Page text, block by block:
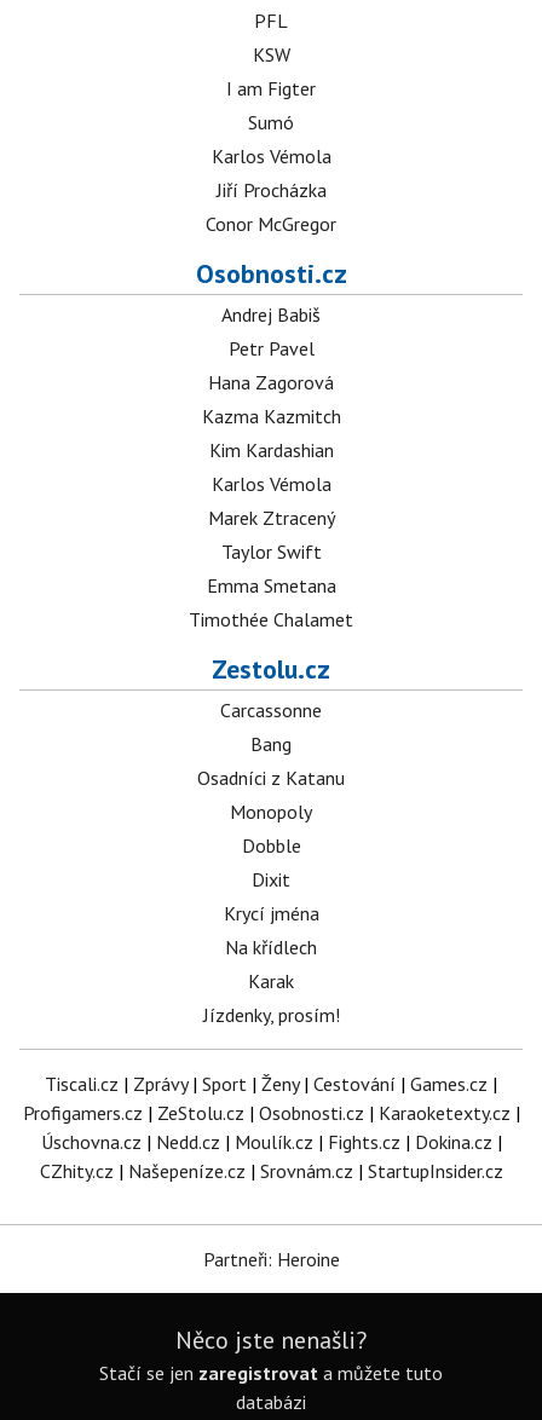
PFL
KSW
I am Figter
Sumó
Karlos Vémola
Jiří Procházka
Conor McGregor
Osobnosti.cz
Andrej Babiš
Petr Pavel
Hana Zagorová
Kazma Kazmitch
Kim Kardashian
Karlos Vémola
Marek Ztracený
Taylor Swift
Emma Smetana
Timothée Chalamet
Zestolu.cz
Carcassonne
Bang
Osadníci z Katanu
Monopoly
Dobble
Dixit
Krycí jména
Na křídlech
Karak
Jízdenky, prosím!
Tiscali.cz | Zprávy| Sport | Ženy| Cestování | Games.cz |
Profigamers.cz | ZeStolu.cz | Osobnosti.cz | Karaoketexty.cz |
Úschovna.cz | Nedd.cz | Moulík.cz | Fights.cz | Dokina.cz |
CZhity.cz | Našepeníze.cz | Srovnám.cz | StartupInsider.cz
Partneři: Heroine
Něco jste nenašli?
Stačí se jen zaregistrovat a můžete tuto
databázi